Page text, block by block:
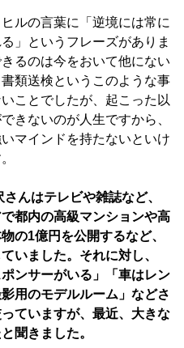
ルの言葉に「逆境には常に
」というフレーズがありま
るのは今をおいて他にない
類送検というこのような事
ことでしたが、起こった以
きないのが人生ですから、
マインドを持たないといけ
んはテレビや雑誌など、
都内の高級マンションや高
の1億円を公開するなど、
いました。それに対し、
ポンサーがいる」「車はレン
用のモデルルーム」などさ
ていますが、最近、大きな
聞きました。